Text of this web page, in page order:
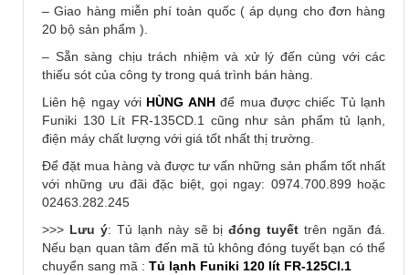
– Giao hàng miễn phí toàn quốc ( áp dụng cho đơn hàng
20 bộ sản phẩm ).
– Sẵn sàng chịu trách nhiệm và xử lý đến cùng với các
thiếu sót của công ty trong quá trình bán hàng.
Liên hệ ngay với HÙNG ANHđể mua được chiếc Tủ lạnh
Funiki 130 Lít FR-135CD.1 cũng như sản phẩm tủ lạnh,
điện máy chất lượng với giá tốt nhất thị trường.
Để đặt mua hàng và được tư vấn những sản phẩm tốt nhất
với những ưu đãi đặc biệt, gọi ngay: 0974.700.899 hoặc
02463.282.245
>>> Lưu ý: Tủ lạnh này sẽ bịđóng tuyết trên ngăn đá.
Nếu bạn quan tâm đến mã tủ không đóng tuyết bạn có thể
chuyển sang mã : Tủ lạnh Funiki 120 lít FR-125CI.1